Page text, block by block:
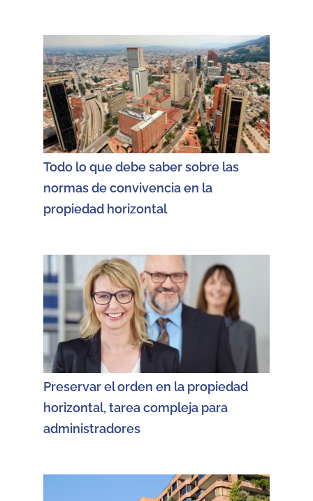
Todo lo que debe saber sobre las
normas de convivencia en la
propiedad horizontal
Preservar el orden en la propiedad
horizontal, tarea compleja para
administradores